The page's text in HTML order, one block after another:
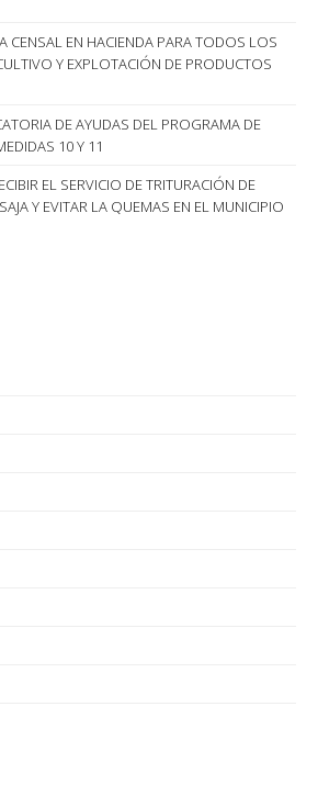
CENSAL EN HACIENDA PARA TODOS LOS
Y EXPLOTACIÓN DE PRODUCTOS
DE AYUDAS DEL PROGRAMA DE
10 Y 11
EL SERVICIO DE TRITURACIÓN DE
Y EVITAR LA QUEMAS EN EL MUNICIPIO